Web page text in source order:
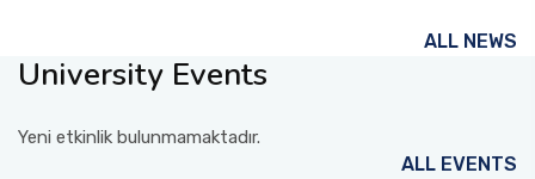
ALL NEWS
University Events
Yeni etkinlik bulunmamaktadır.
ALL EVENTS